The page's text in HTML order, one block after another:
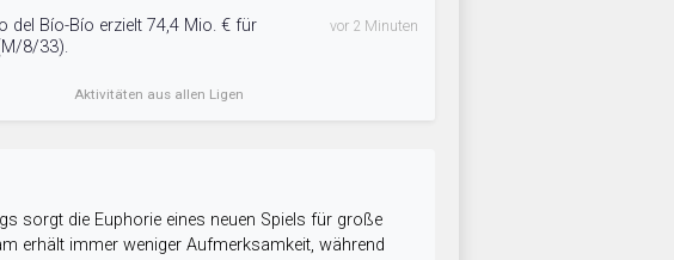
del Bío-Bío erzielt 74,4 Mio. € für
8/33).
vor 2 Minuten
Aktivitäten aus allen Ligen
sorgt die Euphorie eines neuen Spiels für große
erhält immer weniger Aufmerksamkeit, während